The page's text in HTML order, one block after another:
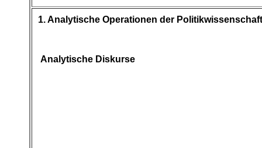
1. Analytische Operationen der Politikwissenschaft
Analytische Diskurse